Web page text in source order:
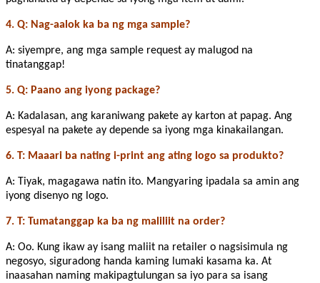
4. Q: Nag-aalok ka ba ng mga sample?
A: siyempre, ang mga sample request ay malugod na
tinatanggap!
5. Q: Paano ang iyong package?
A: Kadalasan, ang karaniwang pakete ay karton at papag. Ang
espesyal na pakete ay depende sa iyong mga kinakailangan.
6. T: Maaari ba nating i-print ang ating logo sa produkto?
A: Tiyak, magagawa natin ito. Mangyaring ipadala sa amin ang
iyong disenyo ng logo.
7. T: Tumatanggap ka ba ng maliliit na order?
A: Oo. Kung ikaw ay isang maliit na retailer o nagsisimula ng
negosyo, siguradong handa kaming lumaki kasama ka. At
inaasahan naming makipagtulungan sa iyo para sa isang